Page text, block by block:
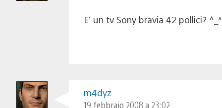
E’ un tv Sony bravia 42 pollici? ^_*
m4dyz
19 febbraio 2008 a 23:02